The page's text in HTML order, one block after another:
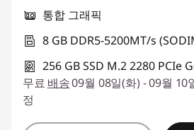
통합 그래픽
8 GB DDR5-5200MT/s
256 GB SSD M.2 2280 PCIe
무료 배송09월 08일(화) - 09월 10
정